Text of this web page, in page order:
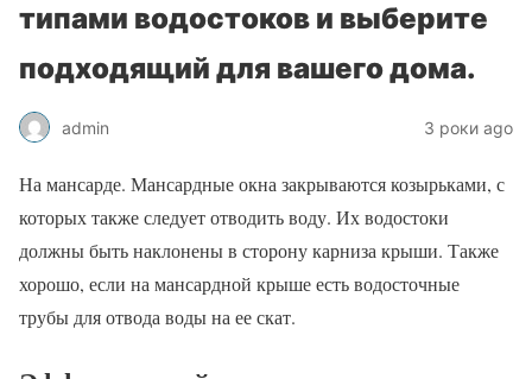
типами водостоков и выберите
подходящий для вашего дома.
admin 3 роки ago
На мансарде. Мансардные окна закрываются козырьками, с
которых также следует отводить воду. Их водостоки
должны быть наклонены в сторону карниза крыши. Также
хорошо, если на мансардной крыше есть водосточные
трубы для отвода воды на ее скат.